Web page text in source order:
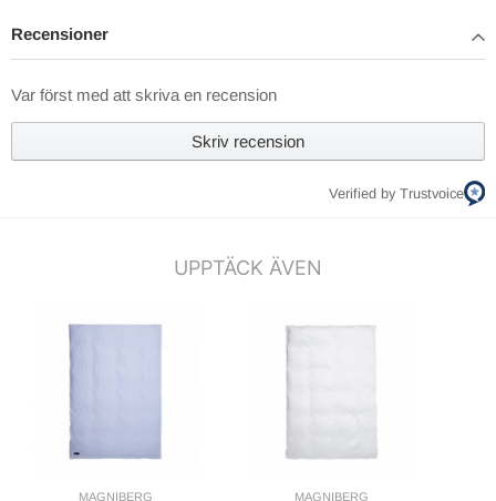
Recensioner
Var först med att skriva en recension
Skriv recension
Verified by Trustvoice
UPPTÄCK ÄVEN
MAGNIBERG MAGNIBERG